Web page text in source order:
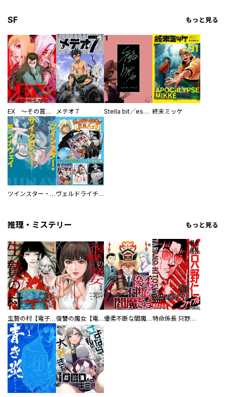
SF もっと見る
EX ～その賞金稼ぎは、世界の出口を探す～【単行本版】 メテオ７ Stella bit／es【単話版】 終末ミッケ
ツインスター・サイクロン・ランナウェイ ヴェルドライチオシ聖典パック 『転スラ』ミニ画集付き シリウス人気作３選
推理・ミステリー もっと見る
生贄の村【電子単行本版】 復讐の魔女【電子単行本版】 優柔不断な閻魔さま 特命係長 只野仁ファイナル 愛蔵版